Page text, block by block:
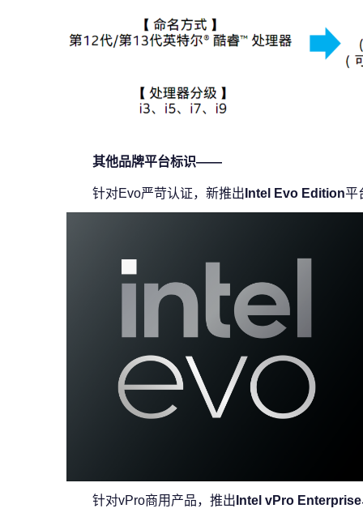
其他品牌平台标识——
针对Evo严苛认证，新推出 Intel Evo Edition平
针对vPro商用产品，推出 Intel vPro